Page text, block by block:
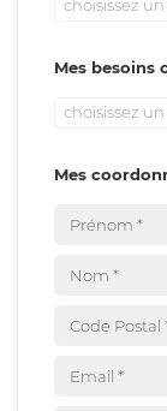
choisissez un
Mes besoins
choisissez un
Mes